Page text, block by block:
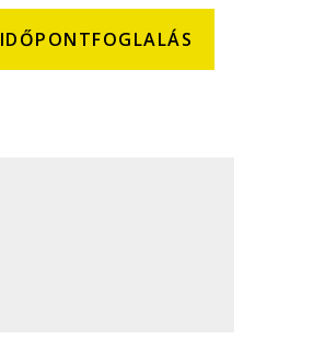
IDŐPONTFOGLALÁS